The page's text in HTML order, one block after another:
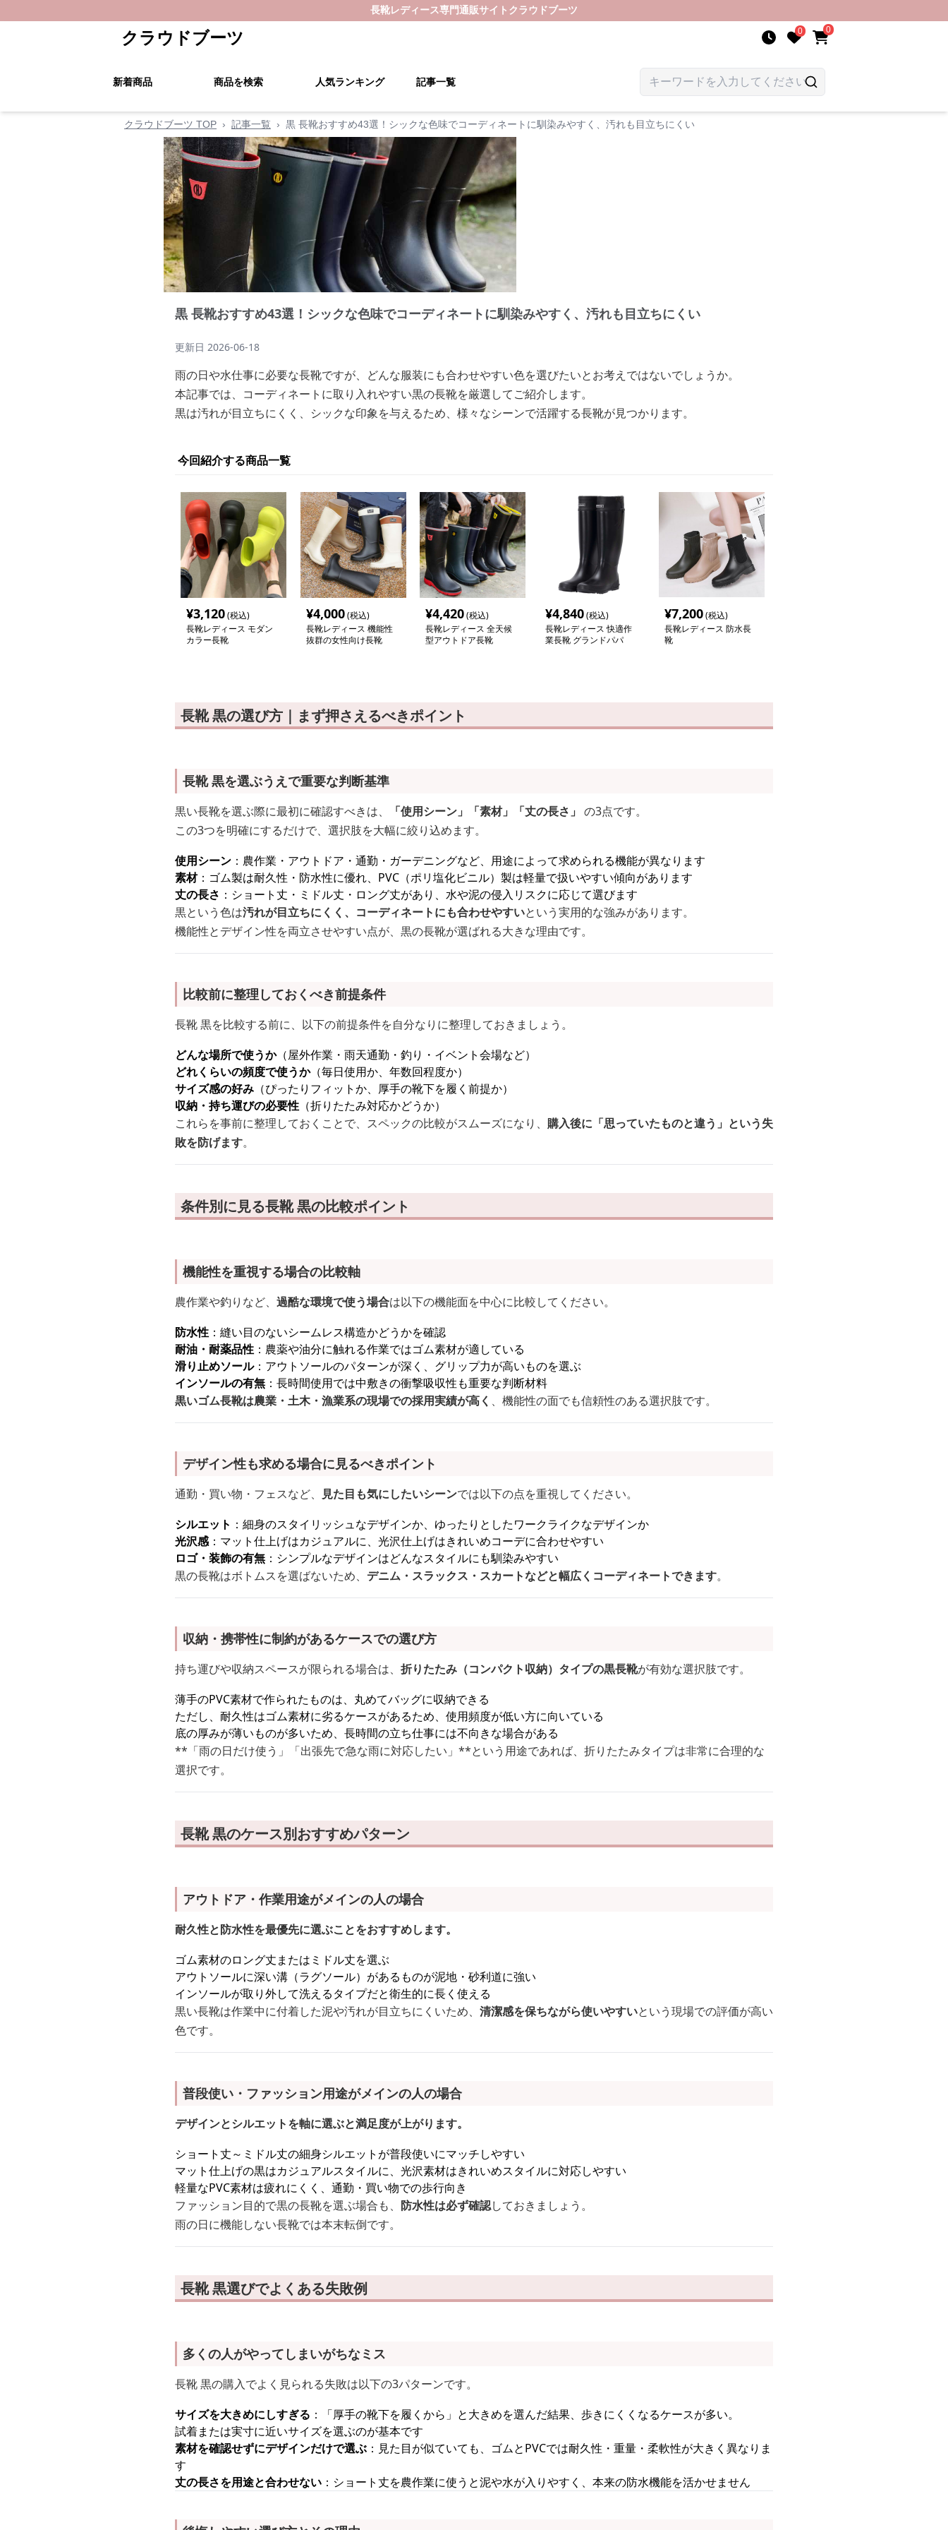
長靴レディース専門通販サイト クラウドブーツ
クラウドブーツ 0 0
新着商品 商品を検索 人気ランキング 記事一覧
クラウドブーツ TOP › 記事一覧 › 黒 長靴おすすめ43選！シックな色味でコーディネートに馴染みやすく、汚れも目立ちにくい
黒 長靴おすすめ43選！シックな色味でコーディネートに馴染みやすく、汚れも目立ちにくい
更新日 2026-06-18
雨の日や水仕事に必要な長靴ですが、どんな服装にも合わせやすい色を選びたいとお考えではないでしょうか。
本記事では、コーディネートに取り入れやすい黒の長靴を厳選してご紹介します。
黒は汚れが目立ちにくく、シックな印象を与えるため、様々なシーンで活躍する長靴が見つかります。
今回紹介する商品一覧
¥3,120(税込)
長靴レディース モダン
カラー長靴
¥4,000(税込)
長靴レディース 機能性
抜群の女性向け長靴
¥4,420(税込)
長靴レディース 全天候
型アウトドア長靴
¥4,840(税込)
長靴レディース 快適作
業長靴 グランドパパ
¥7,200(税込)
長靴レディース 防水長
靴
長靴 黒の選び方｜まず押さえるべきポイント
長靴 黒を選ぶうえで重要な判断基準
黒い長靴を選ぶ際に最初に確認すべきは、 「使用シーン」「素材」「丈の長さ」 の3点です。
この3つを明確にするだけで、選択肢を大幅に絞り込めます。
使用シーン ：農作業・アウトドア・通勤・ガーデニングなど、用途によって求められる機能が異なります
素材：ゴム製は耐久性・防水性に優れ、PVC（ポリ塩化ビニル）製は軽量で扱いやすい傾向があります
丈の長さ ：ショート丈・ミドル丈・ロング丈があり、水や泥の侵入リスクに応じて選びます
黒という色は汚れが目立ちにくく、コーディネートにも合わせやすいという実用的な強みがあります。
機能性とデザイン性を両立させやすい点が、黒の長靴が選ばれる大きな理由です。
比較前に整理しておくべき前提条件
長靴 黒を比較する前に、以下の前提条件を自分なりに整理しておきましょう。
どんな場所で使うか（屋外作業・雨天通勤・釣り・イベント会場など）
どれくらいの頻度で使うか（毎日使用か、年数回程度か）
サイズ感の好み （ぴったりフィットか、厚手の靴下を履く前提か）
収納・持ち運びの必要性 （折りたたみ対応かどうか）
これらを事前に整理しておくことで、スペックの比較がスムーズになり、 購入後に「思っていたものと違う」という失
敗を防げます。
条件別に見る長靴 黒の比較ポイント
機能性を重視する場合の比較軸
農作業や釣りなど、 過酷な環境で使う場合は以下の機能面を中心に比較してください。
防水性 ：縫い目のないシームレス構造かどうかを確認
耐油・耐薬品性 ：農薬や油分に触れる作業ではゴム素材が適している
滑り止めソール：アウトソールのパターンが深く、グリップ力が高いものを選ぶ
インソールの有無 ：長時間使用では中敷きの衝撃吸収性も重要な判断材料
黒いゴム長靴は農業・土木・漁業系の現場での採用実績が高く 、機能性の面でも信頼性のある選択肢です。
デザイン性も求める場合に見るべきポイント
通勤・買い物・フェスなど、 見た目も気にしたいシーンでは以下の点を重視してください。
シルエット ：細身のスタイリッシュなデザインか、ゆったりとしたワークライクなデザインか
光沢感：マット仕上げはカジュアルに、光沢仕上げはきれいめコーデに合わせやすい
ロゴ・装飾の有無 ：シンプルなデザインはどんなスタイルにも馴染みやすい
黒の長靴はボトムスを選ばないため、 デニム・スラックス・スカートなどと幅広くコーディネートできます。
収納・携帯性に制約があるケースでの選び方
持ち運びや収納スペースが限られる場合は、 折りたたみ（コンパクト収納）タイプの黒長靴が有効な選択肢です。
薄手のPVC素材で作られたものは、丸めてバッグに収納できる
ただし、耐久性はゴム素材に劣るケースがあるため、使用頻度が低い方に向いている
底の厚みが薄いものが多いため、長時間の立ち仕事には不向きな場合がある
**「雨の日だけ使う」「出張先で急な雨に対応したい」**という用途であれば、折りたたみタイプは非常に合理的な
選択です。
長靴 黒のケース別おすすめパターン
アウトドア・作業用途がメインの人の場合
耐久性と防水性を最優先に選ぶことをおすすめします。
ゴム素材のロング丈またはミドル丈を選ぶ
アウトソールに深い溝（ラグソール）があるものが泥地・砂利道に強い
インソールが取り外して洗えるタイプだと衛生的に長く使える
黒い長靴は作業中に付着した泥や汚れが目立ちにくいため、 清潔感を保ちながら使いやすいという現場での評価が高い
色です。
普段使い・ファッション用途がメインの人の場合
デザインとシルエットを軸に選ぶと満足度が上がります。
ショート丈～ミドル丈の細身シルエットが普段使いにマッチしやすい
マット仕上げの黒はカジュアルスタイルに、光沢素材はきれいめスタイルに対応しやすい
軽量なPVC素材は疲れにくく、通勤・買い物での歩行向き
ファッション目的で黒の長靴を選ぶ場合も、 防水性は必ず確認しておきましょう。
雨の日に機能しない長靴では本末転倒です。
長靴 黒選びでよくある失敗例
多くの人がやってしまいがちなミス
長靴 黒の購入でよく見られる失敗は以下の3パターンです。
サイズを大きめにしすぎる ：「厚手の靴下を履くから」と大きめを選んだ結果、歩きにくくなるケースが多い。
試着または実寸に近いサイズを選ぶのが基本です
素材を確認せずにデザインだけで選ぶ ：見た目が似ていても、ゴムとPVCでは耐久性・重量・柔軟性が大きく異なりま
す
丈の長さを用途と合わせない ：ショート丈を農作業に使うと泥や水が入りやすく、本来の防水機能を活かせません